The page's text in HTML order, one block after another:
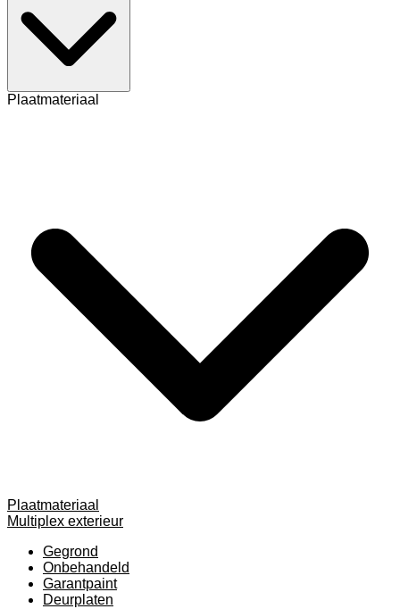
Plaatmateriaal
Plaatmateriaal
Multiplex exterieur
Gegrond
Onbehandeld
Garantpaint
Deurplaten